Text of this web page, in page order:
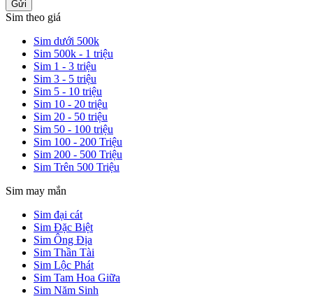
Gửi
Sim theo giá
Sim dưới 500k
Sim 500k - 1 triệu
Sim 1 - 3 triệu
Sim 3 - 5 triệu
Sim 5 - 10 triệu
Sim 10 - 20 triệu
Sim 20 - 50 triệu
Sim 50 - 100 triệu
Sim 100 - 200 Triệu
Sim 200 - 500 Triệu
Sim Trên 500 Triệu
Sim may mắn
Sim đại cát
Sim Đặc Biệt
Sim Ông Địa
Sim Thần Tài
Sim Lộc Phát
Sim Tam Hoa Giữa
Sim Năm Sinh